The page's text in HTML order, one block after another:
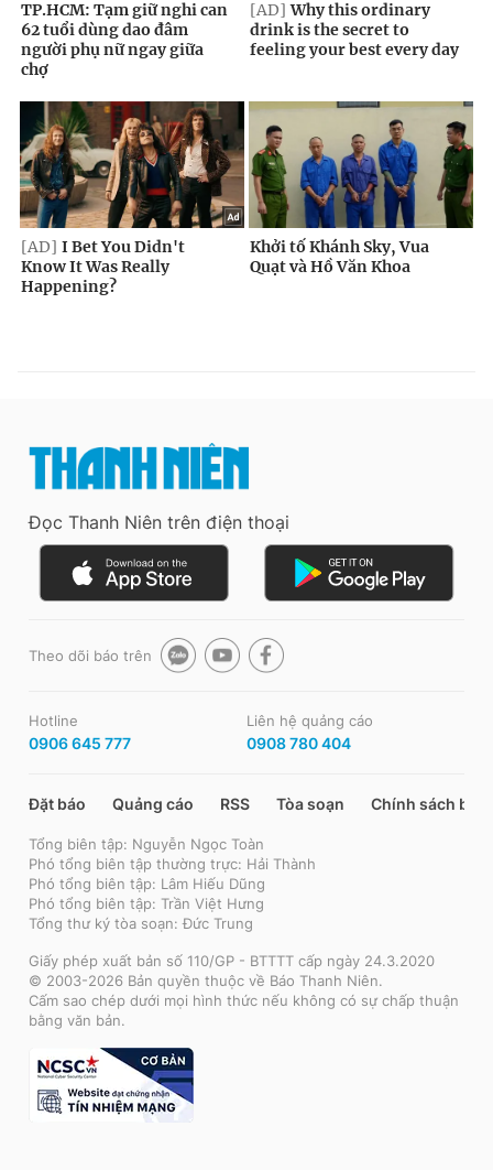
Đọc Thanh Niên trên điện thoại
Theo dõi báo trên
Hotline
0906 645 777
Liên hệ quảng cáo
0908 780 404
Đặt báo Quảng cáo RSS Tòa soạn Chính sách bảo
Tổng biên tập: Nguyễn Ngọc Toàn
Phó tổng biên tập thường trực: Hải Thành
Phó tổng biên tập: Lâm Hiếu Dũng
Phó tổng biên tập: Trần Việt Hưng
Tổng thư ký tòa soạn: Đức Trung
Giấy phép xuất bản số 110/GP - BTTTT cấp ngày 24.3.2020
© 2003-2026 Bản quyền thuộc về Báo Thanh Niên.
Cấm sao chép dưới mọi hình thức nếu không có sự chấp thuận
bằng văn bản.